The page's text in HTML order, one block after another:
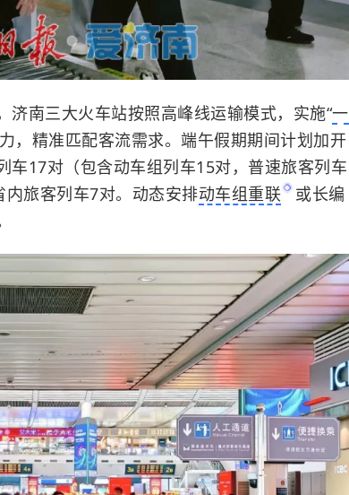
南三大火车站按照高峰线运输模式，实施“一
，精准匹配客流需求。端午假期期间计划加开
车17对（包含动车组列车15对，普速旅客列车
旅客列车7对。动态安排动车组重联
或长编